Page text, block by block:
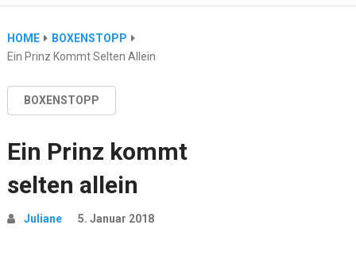
HOME
BOXENSTOPP
Ein Prinz Kommt Selten Allein
BOXENSTOPP
Ein Prinz kommt
selten allein
Juliane 5. Januar 2018